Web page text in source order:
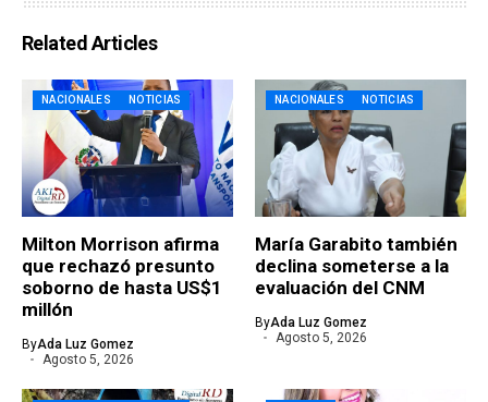
Related Articles
NACIONALES NOTICIAS
Milton Morrison afirma
que rechazó presunto
soborno de hasta US$1
millón
ByAda Luz Gomez
Agosto 5, 2026
NACIONALES NOTICIAS
María Garabito también
declina someterse a la
evaluación del CNM
ByAda Luz Gomez
Agosto 5, 2026